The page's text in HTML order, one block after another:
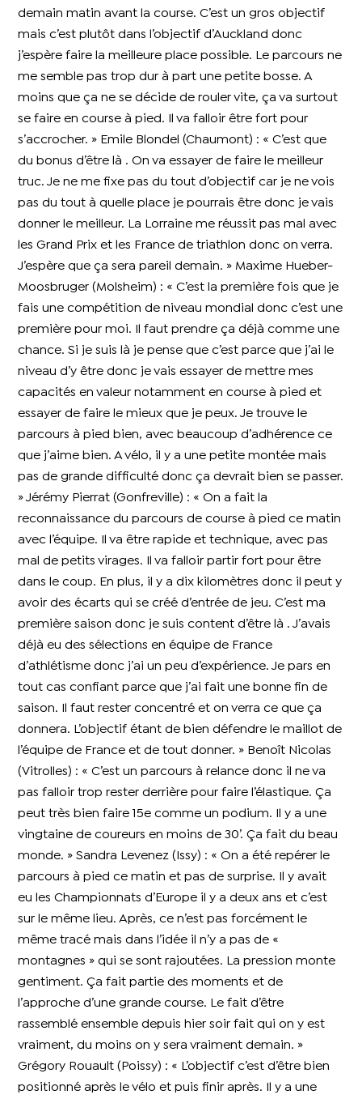
demain matin avant la course. C’est un gros objectif
mais c’est plutôt dans l’objectif d’Auckland donc
j’espère faire la meilleure place possible. Le parcours ne
me semble pas trop dur à part une petite bosse. A
moins que ça ne se décide de rouler vite, ça va surtout
se faire en course à pied. Il va falloir être fort pour
s’accrocher. » Emile Blondel (Chaumont) : « C’est que
du bonus d’être là . On va essayer de faire le meilleur
truc. Je ne me fixe pas du tout d’objectif car je ne vois
pas du tout à quelle place je pourrais être donc je vais
donner le meilleur. La Lorraine me réussit pas mal avec
les Grand Prix et les France de triathlon donc on verra.
J’espère que ça sera pareil demain. » Maxime Hueber-
Moosbruger (Molsheim) : « C’est la première fois que je
fais une compétition de niveau mondial donc c’est une
première pour moi. Il faut prendre ça déjà comme une
chance. Si je suis là je pense que c’est parce que j’ai le
niveau d’y être donc je vais essayer de mettre mes
capacités en valeur notamment en course à pied et
essayer de faire le mieux que je peux. Je trouve le
parcours à pied bien, avec beaucoup d’adhérence ce
que j’aime bien. A vélo, il y a une petite montée mais
pas de grande difficulté donc ça devrait bien se passer.
» Jérémy Pierrat (Gonfreville) : « On a fait la
reconnaissance du parcours de course à pied ce matin
avec l’équipe. Il va être rapide et technique, avec pas
mal de petits virages. Il va falloir partir fort pour être
dans le coup. En plus, il y a dix kilomètres donc il peut y
avoir des écarts qui se créé d’entrée de jeu. C’est ma
première saison donc je suis content d’être là . J’avais
déjà eu des sélections en équipe de France
d’athlétisme donc j’ai un peu d’expérience. Je pars en
tout cas confiant parce que j’ai fait une bonne fin de
saison. Il faut rester concentré et on verra ce que ça
donnera. L’objectif étant de bien défendre le maillot de
l’équipe de France et de tout donner. » Benoît Nicolas
(Vitrolles) : « C’est un parcours à relance donc il ne va
pas falloir trop rester derrière pour faire l’élastique. Ça
peut très bien faire 15e comme un podium. Il y a une
vingtaine de coureurs en moins de 30’. Ça fait du beau
monde. » Sandra Levenez (Issy) : « On a été repérer le
parcours à pied ce matin et pas de surprise. Il y avait
eu les Championnats d’Europe il y a deux ans et c’est
sur le même lieu. Après, ce n’est pas forcément le
même tracé mais dans l’idée il n’y a pas de «
montagnes » qui se sont rajoutées. La pression monte
gentiment. Ça fait partie des moments et de
l’approche d’une grande course. Le fait d’être
rassemblé ensemble depuis hier soir fait qui on y est
vraiment, du moins on y sera vraiment demain. »
Grégory Rouault (Poissy) : « L’objectif c’est d’être bien
positionné après le vélo et puis finir après. Il y a une